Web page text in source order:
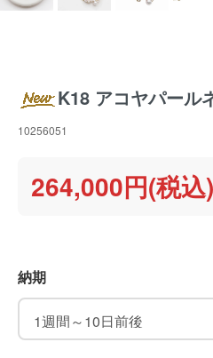
K18 アコヤパール
10256051
264,000円(税込)
納期